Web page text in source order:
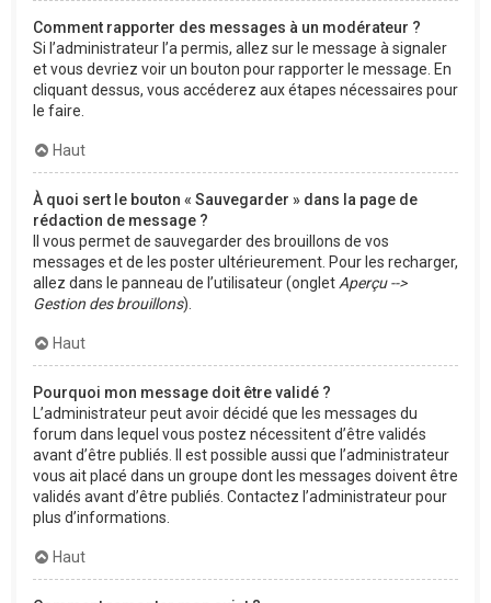
Comment rapporter des messages à un modérateur ?
Si l’administrateur l’a permis, allez sur le message à signaler
et vous devriez voir un bouton pour rapporter le message. En
cliquant dessus, vous accéderez aux étapes nécessaires pour
le faire.
Haut
À quoi sert le bouton « Sauvegarder » dans la page de
rédaction de message ?
Il vous permet de sauvegarder des brouillons de vos
messages et de les poster ultérieurement. Pour les recharger,
allez dans le panneau de l’utilisateur (onglet Aperçu -->
Gestion des brouillons).
Haut
Pourquoi mon message doit être validé ?
L’administrateur peut avoir décidé que les messages du
forum dans lequel vous postez nécessitent d’être validés
avant d’être publiés. Il est possible aussi que l’administrateur
vous ait placé dans un groupe dont les messages doivent être
validés avant d’être publiés. Contactez l’administrateur pour
plus d’informations.
Haut